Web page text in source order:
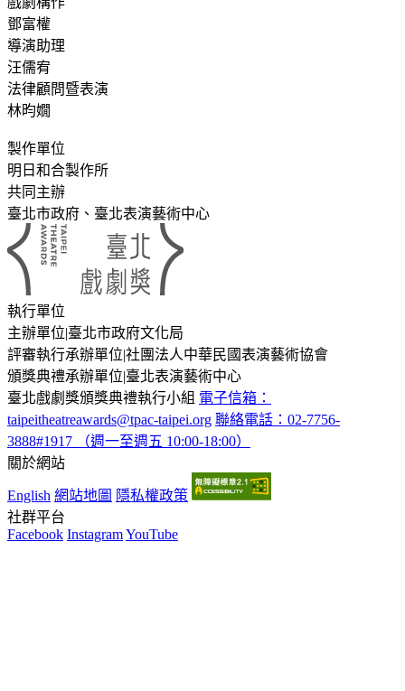
鄧富權
導演助理
汪儒宥
法律顧問暨表演
林昀嫺
製作單位
明日和合製作所
共同主辦
臺北市政府、臺北表演藝術中心
執行單位
主辦單位|臺北市政府文化局
評審執行承辦單位|社團法人中華民國表演藝術協會
頒獎典禮承辦單位|臺北表演藝術中心
臺北戲劇獎頒獎典禮執行小組 電子信箱：
taipeitheatreawards@tpac-taipei.org 聯絡電話：02-7756-
3888#1917 （週一至週五 10:00-18:00）
關於網站
English 網站地圖 隱私權政策
社群平台
Facebook InstagramYouTube